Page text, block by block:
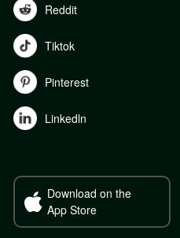
Reddit
Tiktok
Pinterest
Linkedln
Download on the
App Store